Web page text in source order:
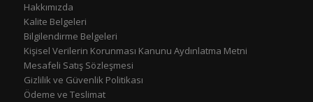
Hakkımızda
Kalite Belgeleri
Bilgilendirme Belgeleri
Kişisel Verilerin Korunması Kanunu Aydınlatma Metni
Mesafeli Satış Sözleşmesi
Gizlilik ve Güvenlik Politikası
Ödeme ve Teslimat